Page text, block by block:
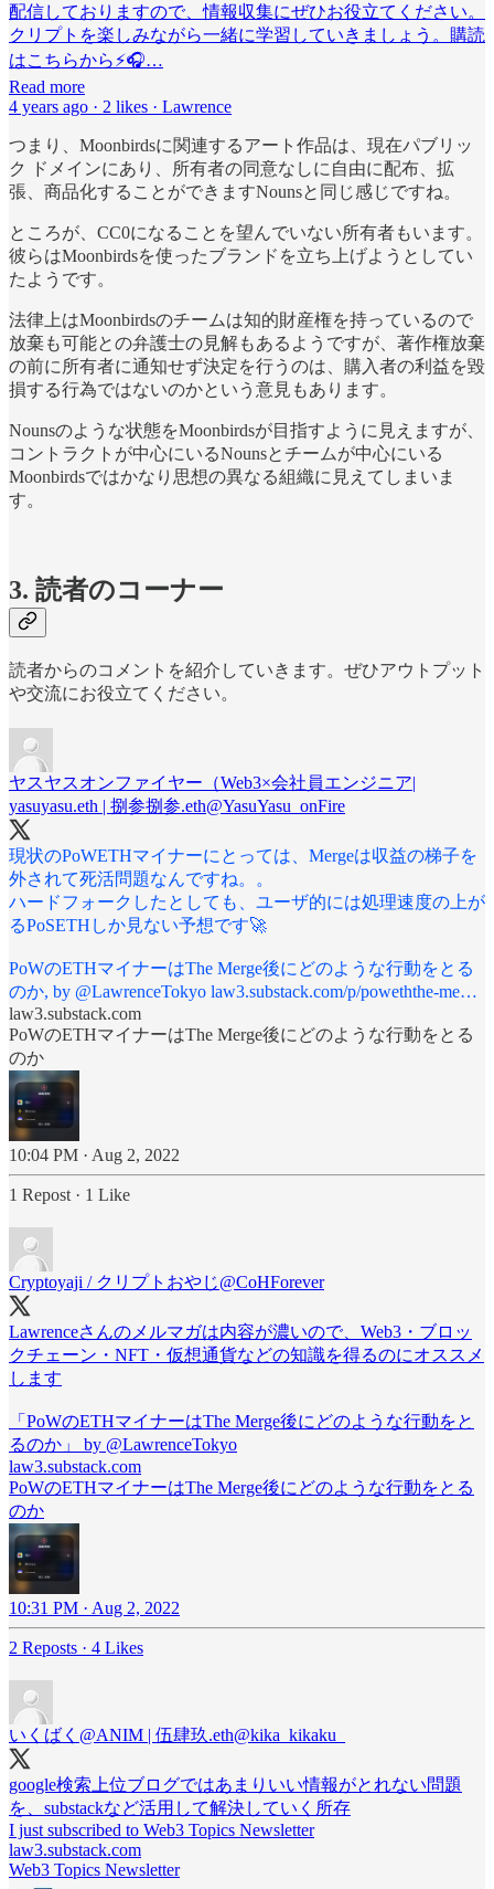
配信しておりますので、情報収集にぜひお役立てください。
クリプトを楽しみながら一緒に学習していきましょう。購読
はこちらから⚡️🎧…
Read more
4 years ago · 2 likes · Lawrence
つまり、Moonbirdsに関連するアート作品は、現在パブリッ
ク ドメインにあり、所有者の同意なしに自由に配布、拡
張、商品化することができますNounsと同じ感じですね。
ところが、CC0になることを望んでいない所有者もいます。
彼らはMoonbirdsを使ったブランドを立ち上げようとしてい
たようです。
法律上はMoonbirdsのチームは知的財産権を持っているので
放棄も可能との弁護士の見解もあるようですが、著作権放棄
の前に所有者に通知せず決定を行うのは、購入者の利益を毀
損する行為ではないのかという意見もあります。
Nounsのような状態をMoonbirdsが目指すように見えますが、
コントラクトが中心にいるNounsとチームが中心にいる
Moonbirdsではかなり思想の異なる組織に見えてしまいま
す。
3. 読者のコーナー
読者からのコメントを紹介していきます。ぜひアウトプット
や交流にお役立てください。
ヤスヤスオンファイヤー（Web3×会社員エンジニア|
yasuyasu.eth | 捌参捌参.eth@YasuYasu_onFire
現状のPoWETHマイナーにとっては、Mergeは収益の梯子を
外されて死活問題なんですね。。
ハードフォークしたとしても、ユーザ的には処理速度の上が
るPoSETHしか見ない予想です🚀
PoWのETHマイナーはThe Merge後にどのような行動をとる
のか, by @LawrenceTokyo law3.substack.com/p/poweththe-me…
law3.substack.com
PoWのETHマイナーはThe Merge後にどのような行動をとる
のか
10:04 PM · Aug 2, 2022
1 Repost · 1 Like
Cryptoyaji / クリプトおやじ@CoHForever
Lawrenceさんのメルマガは内容が濃いので、Web3・ブロッ
クチェーン・NFT・仮想通貨などの知識を得るのにオススメ
します
「PoWのETHマイナーはThe Merge後にどのような行動をと
るのか」 by @LawrenceTokyo
law3.substack.com
PoWのETHマイナーはThe Merge後にどのような行動をとる
のか
10:31 PM · Aug 2, 2022
2 Reposts · 4 Likes
いくばく@ANIM | 伍肆玖.eth@kika_kikaku_
google検索上位ブログではあまりいい情報がとれない問題
を、substackなど活用して解決していく所存
I just subscribed to Web3 Topics Newsletter
law3.substack.com
Web3 Topics Newsletter